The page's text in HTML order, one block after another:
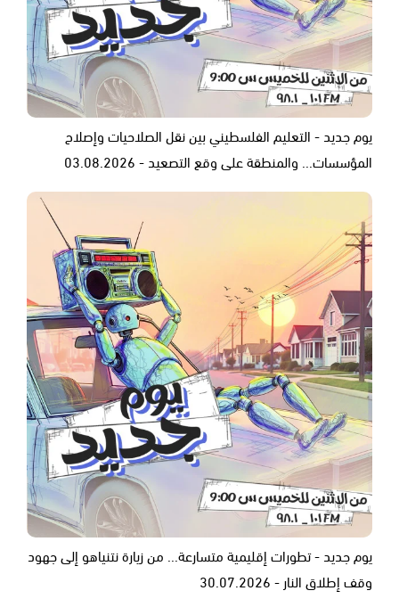
يوم جديد - التعليم الفلسطيني بين نقل الصلاحيات وإصلاح
المؤسسات... والمنطقة على وقع التصعيد - 03.08.2026
يوم جديد - تطورات إقليمية متسارعة... من زيارة نتنياهو إلى جهود
وقف إطلاق النار - 30.07.2026